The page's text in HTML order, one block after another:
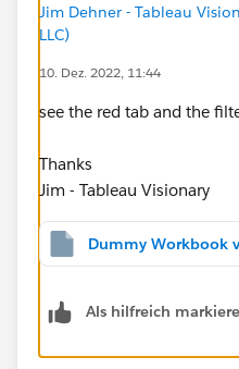
Jim Dehner - Tableau
LLC)
10. Dez. 2022, 11:44
see the red tab and the
Thanks
Jim - Tableau Visionary
Dummy Workbook
Als hilfreich